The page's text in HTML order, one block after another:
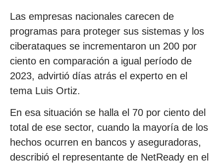
Las empresas nacionales carecen de
programas para proteger sus sistemas y los
ciberataques se incrementaron un 200 por
ciento en comparación a igual período de
2023, advirtió días atrás el experto en el
tema Luis Ortiz.
En esa situación se halla el 70 por ciento del
total de ese sector, cuando la mayoría de los
hechos ocurren en bancos y aseguradoras,
describió el representante de NetReady en el